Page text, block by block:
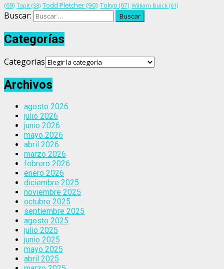
(69) Tapit (58) Todd Pletcher(90) Tokyo (67) William Buick (61)
Buscar:
Categorías
Categorías
Archivos
agosto 2026
julio 2026
junio 2026
mayo 2026
abril 2026
marzo 2026
febrero 2026
enero 2026
diciembre 2025
noviembre 2025
octubre 2025
septiembre 2025
agosto 2025
julio 2025
junio 2025
mayo 2025
abril 2025